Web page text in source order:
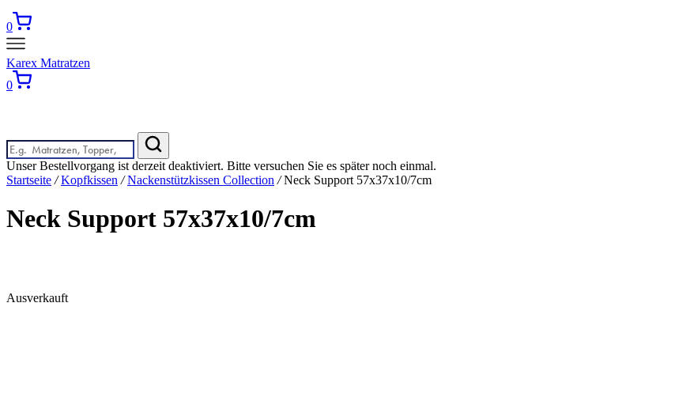
0
Karex Matratzen
0
Unser Bestellvorgang ist derzeit deaktiviert. Bitte versuchen Sie es später noch einmal.
Startseite / Kopfkissen / Nackenstützkissen Collection /Neck Support 57x37x10/7cm
Neck Support 57x37x10/7cm
Ausverkauft